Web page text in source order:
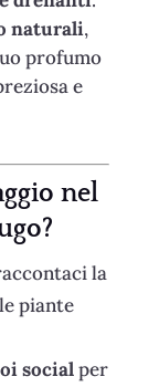
naturali,
profumo
e
nel
?
la
piante
socialper